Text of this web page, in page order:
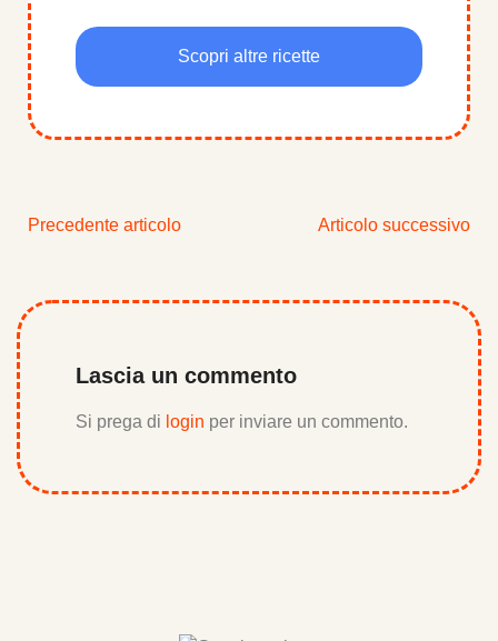
Scopri altre ricette
Precedente articolo Articolo successivo
Lascia un commento
Si prega di login per inviare un commento.